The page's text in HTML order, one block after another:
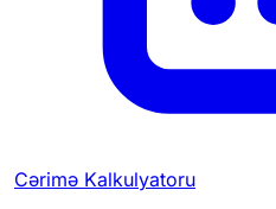
Cərimə Kalkulyatoru